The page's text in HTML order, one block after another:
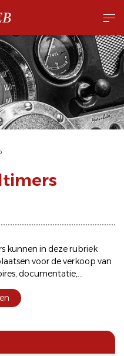
kunnen in deze rubriek
voor deverkoop van
documentatie,...